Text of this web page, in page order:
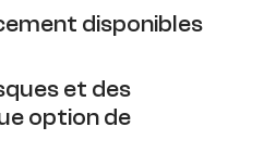
disponibles
et des
option de